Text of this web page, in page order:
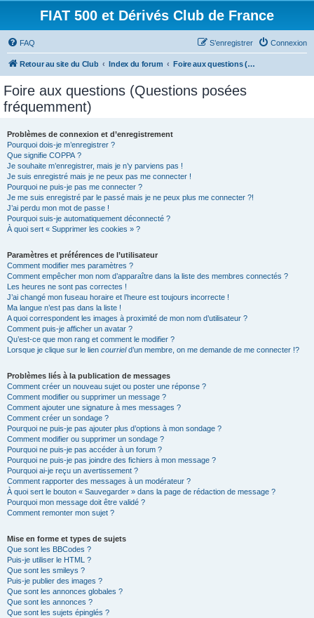
FIAT 500 et Dérivés Club de France
FAQ Connexion
S’enregistrer
Retour au site du Club Index du forum Foire aux questions (Questions posées fréquemment)
Foire aux questions (Questions posées
fréquemment)
Problèmes de connexion et d’enregistrement
Pourquoi dois-je m’enregistrer ?
Que signifie COPPA ?
Je souhaite m’enregistrer, mais je n’y parviens pas !
Je suis enregistré mais je ne peux pas me connecter !
Pourquoi ne puis-je pas me connecter ?
Je me suis enregistré par le passé mais je ne peux plus me connecter ?!
J’ai perdu mon mot de passe !
Pourquoi suis-je automatiquement déconnecté ?
À quoi sert « Supprimer les cookies » ?
Paramètres et préférences de l’utilisateur
Comment modifier mes paramètres ?
Comment empêcher mon nom d’apparaître dans la liste des membres connectés ?
Les heures ne sont pas correctes !
J’ai changé mon fuseau horaire et l’heure est toujours incorrecte !
Ma langue n’est pas dans la liste !
A quoi correspondent les images à proximité de mon nom d’utilisateur ?
Comment puis-je afficher un avatar ?
Qu’est-ce que mon rang et comment le modifier ?
Lorsque je clique sur le lien courrield’un membre, on me demande de me connecter !?
Problèmes liés à la publication de messages
Comment créer un nouveau sujet ou poster une réponse ?
Comment modifier ou supprimer un message ?
Comment ajouter une signature à mes messages ?
Comment créer un sondage ?
Pourquoi ne puis-je pas ajouter plus d’options à mon sondage ?
Comment modifier ou supprimer un sondage ?
Pourquoi ne puis-je pas accéder à un forum ?
Pourquoi ne puis-je pas joindre des fichiers à mon message ?
Pourquoi ai-je reçu un avertissement ?
Comment rapporter des messages à un modérateur ?
À quoi sert le bouton « Sauvegarder » dans la page de rédaction de message ?
Pourquoi mon message doit être validé ?
Comment remonter mon sujet ?
Mise en forme et types de sujets
Que sont les BBCodes ?
Puis-je utiliser le HTML ?
Que sont les smileys ?
Puis-je publier des images ?
Que sont les annonces globales ?
Que sont les annonces ?
Que sont les sujets épinglés ?